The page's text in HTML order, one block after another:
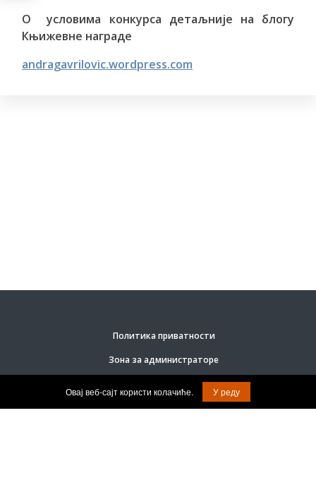
О условима конкурса детаљније на блогу
Књижевне награде
andragavrilovic.wordpress.com
Политика приватности
Зона за администраторе
Овај веб-сајт користи колачиће. У реду